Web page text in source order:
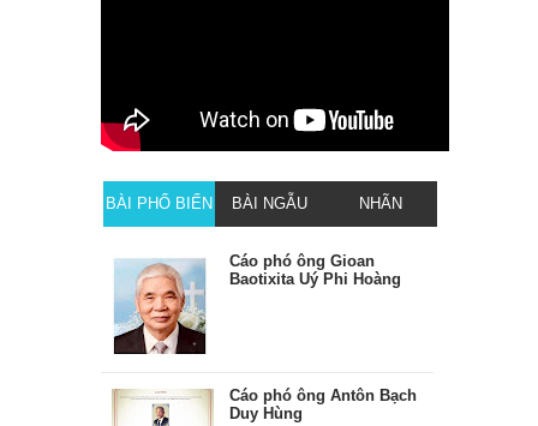
BÀI PHỔ BIẾN BÀI NGẪU
NHIÊN
NHÃN
Cáo phó ông Gioan
Baotixita Uý Phi Hoàng
Cáo phó ông Antôn Bạch
Duy Hùng